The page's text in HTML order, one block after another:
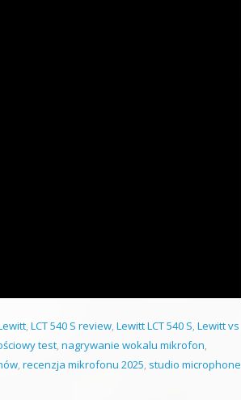
, LCT 540 S review, Lewitt LCT 540 S, Lewitt vs
test, nagrywanie wokalu mikrofon,
, recenzja mikrofonu 2025, studio microphone